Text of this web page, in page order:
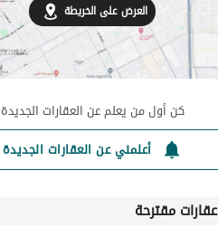
العرض على الخريطة
كن أول من يعلم عن العقارات الجديدة
أعلمني عن العقارات الجديدة
عقارات مقترحة